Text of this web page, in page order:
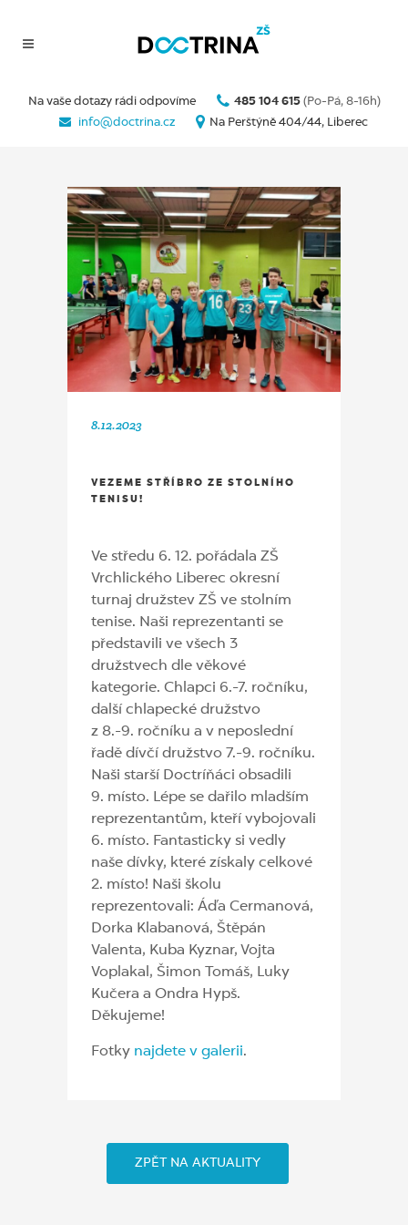
Na vaše dotazy rádi odpovíme 485 104 615 (Po-Pá, 8-16h)
info@doctrina.cz
Na Perštýně 404/44, Liberec
8.12.2023
VEZEME STŘÍBRO ZE STOLNÍHO
TENISU!
Ve středu 6. 12. pořádala ZŠ
Vrchlického Liberec okresní
turnaj družstev ZŠ ve stolním
tenise. Naši reprezentanti se
představili ve všech 3
družstvech dle věkové
kategorie. Chlapci 6.-7. ročníku,
další chlapecké družstvo
z 8.-9. ročníku a v neposlední
řadě dívčí družstvo 7.-9. ročníku.
Naši starší Doctríňáci obsadili
9. místo. Lépe se dařilo mladším
reprezentantům, kteří vybojovali
6. místo. Fantasticky si vedly
naše dívky, které získaly celkové
2. místo! Naši školu
reprezentovali: Áďa Cermanová,
Dorka Klabanová, Štěpán
Valenta, Kuba Kyznar, Vojta
Voplakal, Šimon Tomáš, Luky
Kučera a Ondra Hypš.
Děkujeme!
Fotky najdete v galerii.
ZPĚT NA AKTUALITY